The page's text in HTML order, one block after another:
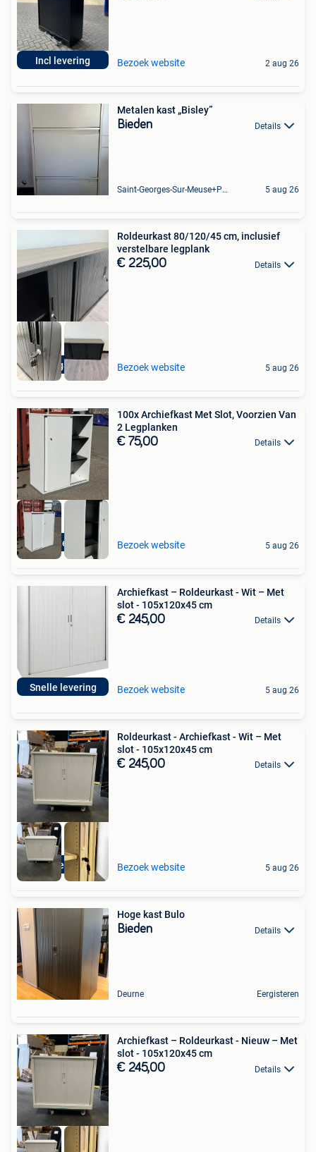
Incl levering Bezoek website 2 aug 26
Metalen kast „Bisley”
Bieden Details
Saint-Georges-Sur-Meuse+Partie De Hermalle-Sous-Huy 5 aug 26
5 jaar garantie
Roldeurkast 80/120/45 cm, inclusief
verstelbare legplank
€ 225,00 Details
Bezoek website 5 aug 26
Merk steelcase
100x Archiefkast Met Slot, Voorzien Van
2 Legplanken
€ 75,00 Details
Bezoek website 5 aug 26
Snelle levering
Archiefkast – Roldeurkast - Wit – Met
slot - 105x120x45 cm
€ 245,00 Details
Bezoek website 5 aug 26
Nieuw
Roldeurkast - Archiefkast - Wit – Met
slot - 105x120x45 cm
€ 245,00 Details
Bezoek website 5 aug 26
Hoge kast Bulo
Bieden Details
Deurne Eergisteren
Archiefkast – Roldeurkast - Nieuw – Met
slot - 105x120x45 cm
€ 245,00 Details